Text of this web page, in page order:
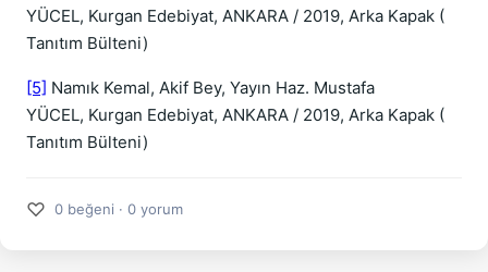
YÜCEL, Kurgan Edebiyat, ANKARA / 2019, Arka Kapak (
Tanıtım Bülteni)
[5] Namık Kemal, Akif Bey, Yayın Haz. Mustafa
YÜCEL, Kurgan Edebiyat, ANKARA / 2019, Arka Kapak (
Tanıtım Bülteni)
♡ 0 beğeni · 0 yorum